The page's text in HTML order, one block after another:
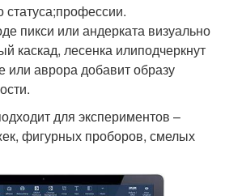
статуса;профессии.
пикси или андерката визуально
каскад, лесенка илиподчеркнут
или аврора добавит образу
для экспериментов –
фигурных проборов, смелых